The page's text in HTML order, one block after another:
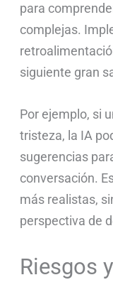
para
complejas.
siguiente gran
Por ejemplo, si
tristeza, la IA
sugerencias
conversación.
más realistas,
perspectiva de
Riesgos